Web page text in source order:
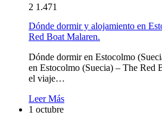
2 1.471
Dónde dormir y alojamiento en
Red Boat Malaren.
Dónde dormir en Estocolmo
en Estocolmo (Suecia) – The Red
el viaje…
Leer Más
1 octubre